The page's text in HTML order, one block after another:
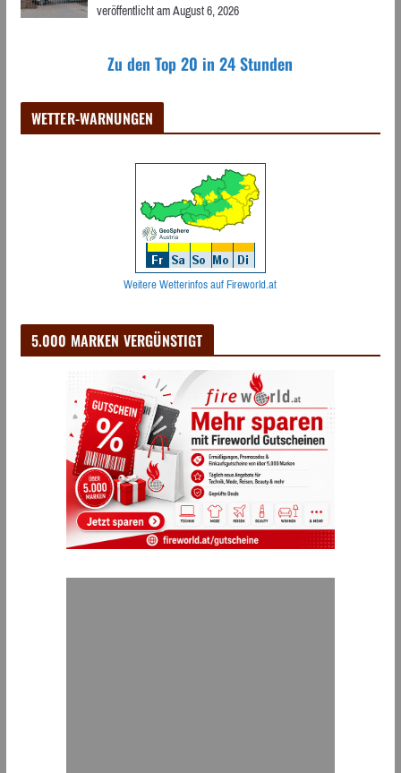
veröffentlicht am August 6, 2026
Zu den Top 20 in 24 Stunden
WETTER-WARNUNGEN
Weitere Wetterinfos auf Fireworld.at
5.000 MARKEN VERGÜNSTIGT